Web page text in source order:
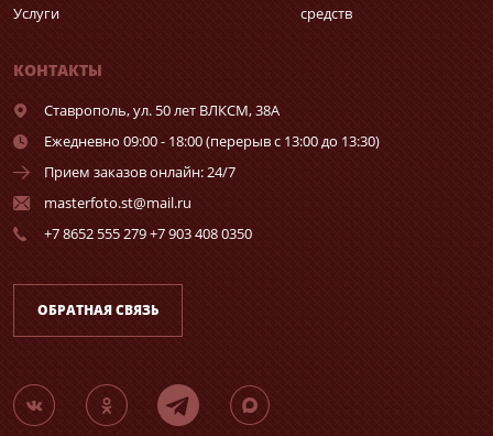
Услуги
средств
КОНТАКТЫ
Ставрополь,ул. 50 лет ВЛКСМ, 38А
Ежедневно 09:00 - 18:00 (перерыв с 13:00 до 13:30)
Прием заказов онлайн: 24/7
masterfoto.st@mail.ru
+7 8652 555 279 +7 903 408 0350
ОБРАТНАЯ СВЯЗЬ